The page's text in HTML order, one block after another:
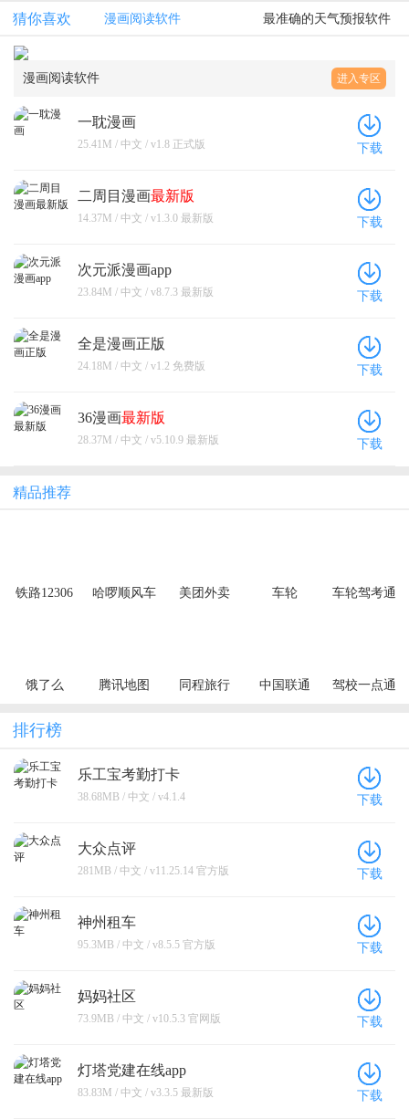
猜你喜欢 漫画阅读软件 最准确的天气预报软件
漫画阅读软件 进入专区
一耽漫画
25.41M / 中文 / v1.8 正式版 下载
二周目漫画最新版
14.37M / 中文 / v1.3.0 最新版 下载
次元派漫画app
23.84M / 中文 / v8.7.3 最新版 下载
全是漫画正版
24.18M / 中文 / v1.2 免费版 下载
36漫画最新版
28.37M / 中文 / v5.10.9 最新版 下载
精品推荐
铁路12306 哈啰顺风车 美团外卖 车轮 车轮驾考通
饿了么 腾讯地图 同程旅行 中国联通 驾校一点通
排行榜
乐工宝考勤打卡
38.68MB / 中文 / v4.1.4 下载
大众点评
281MB / 中文 / v11.25.14 官方版 下载
神州租车
95.3MB / 中文 / v8.5.5 官方版 下载
妈妈社区
73.9MB / 中文 / v10.5.3 官网版 下载
灯塔党建在线app
83.83M / 中文 / v3.3.5 最新版 下载